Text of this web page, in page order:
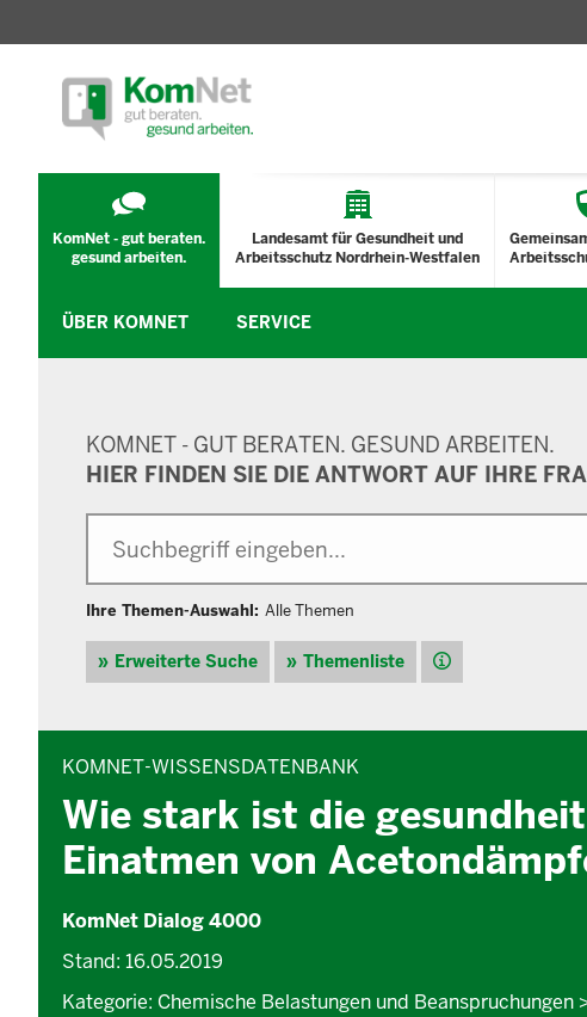
KomNet - gut beraten.
gesund arbeiten.
Landesamt für Gesundheit und
Arbeitsschutz Nordrhein-Westfalen
ÜBER KOMNET SERVICE
KOMNET - GUT BERATEN. GESUND ARBEITEN.
HIER FINDEN SIE DIE ANTWORT AUF IHRE
Ihre Themen-Auswahl: Alle Themen
Erweiterte Suche Themenliste Hilfe
KOMNET-WISSENSDATENBANK
Wie stark ist die
Einatmen von
KomNet Dialog 4000
Stand: 16.05.2019
Kategorie: Chemische Belastungen und